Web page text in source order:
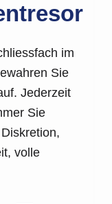
im
Sie
Jederzeit
Sie
volle